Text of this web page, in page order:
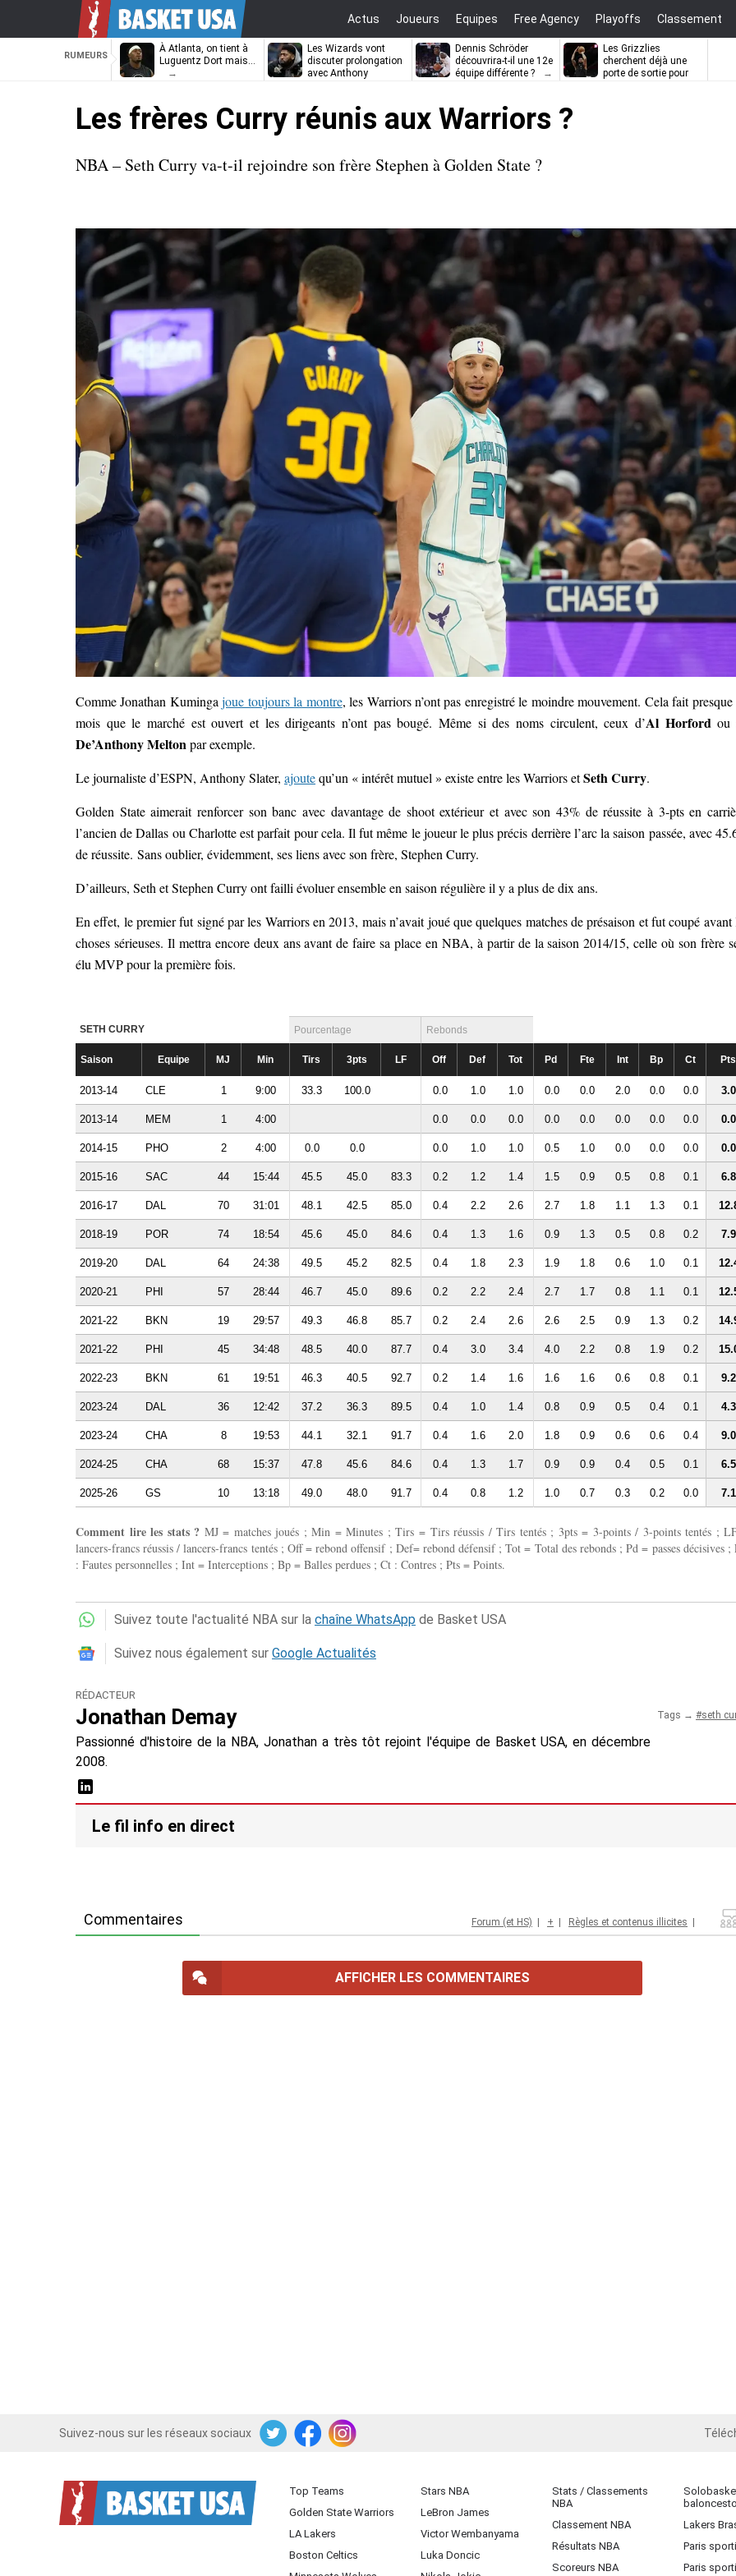
Actus Joueurs Equipes Free Agency Playoffs Classement
RUMEURS
À Atlanta, on tient à
Luguentz Dort mais…
Les Wizards vont
discuter prolongation
avec Anthony
Dennis Schröder
découvrira-t-il une 12e
équipe différente ?
Les Grizzlies
cherchent déjà une
porte de sortie pour
Les frères Curry réunis aux Warriors ?
NBA – Seth Curry va-t-il rejoindre son frère Stephen à Golden State ?
Comme Jonathan Kumingajoue toujours la montre, les Warriors n’ont pas enregistré le moindre mouvement. Cela fait presque
mois que le marché est ouvert et les dirigeants n’ont pas bougé. Même si des noms circulent, ceux d’Al Horford ou
De’Anthony Meltonpar exemple.
Le journaliste d’ESPN, Anthony Slater, ajoutequ’un « intérêt mutuel » existe entre les Warriors etSeth Curry.
Golden State aimerait renforcer son banc avec davantage de shoot extérieur et avec son 43% de réussite à 3-pts en
l’ancien de Dallas ou Charlotte est parfait pour cela. Il fut même le joueur le plus précis derrière l’arc la saison passée, avec
de réussite. Sans oublier, évidemment, ses liens avec son frère, Stephen Curry.
D’ailleurs, Seth et Stephen Curry ont failli évoluer ensemble en saison régulière il y a plus de dix ans.
En effet, le premier fut signé par les Warriors en 2013, mais n’avait joué que quelques matches de présaison et fut coupé avant
choses sérieuses. Il mettra encore deux ans avant de faire sa place en NBA, à partir de la saison 2014/15, celle où son frère
élu MVP pour la première fois.
SETH CURRY Pourcentage Rebonds
Saison Equipe MJ Min Tirs 3pts LF Off Def Tot Pd Fte Int Bp Ct Pts
2013-14 CLE 1 9:00 33.3 100.0 0.0 1.0 1.0 0.0 0.0 2.0 0.0 0.0 3.0
2013-14 MEM 1 4:00 0.0 0.0 0.0 0.0 0.0 0.0 0.0 0.0 0.0
2014-15 PHO 2 4:00 0.0 0.0 0.0 1.0 1.0 0.5 1.0 0.0 0.0 0.0 0.0
2015-16 SAC 44 15:44 45.5 45.0 83.3 0.2 1.2 1.4 1.5 0.9 0.5 0.8 0.1 6.8
2016-17 DAL 70 31:01 48.1 42.5 85.0 0.4 2.2 2.6 2.7 1.8 1.1 1.3 0.1
2018-19 POR 74 18:54 45.6 45.0 84.6 0.4 1.3 1.6 0.9 1.3 0.5 0.8 0.2 7.9
2019-20 DAL 64 24:38 49.5 45.2 82.5 0.4 1.8 2.3 1.9 1.8 0.6 1.0 0.1
2020-21 PHI 57 28:44 46.7 45.0 89.6 0.2 2.2 2.4 2.7 1.7 0.8 1.1 0.1
2021-22 BKN 19 29:57 49.3 46.8 85.7 0.2 2.4 2.6 2.6 2.5 0.9 1.3 0.2
2021-22 PHI 45 34:48 48.5 40.0 87.7 0.4 3.0 3.4 4.0 2.2 0.8 1.9 0.2
2022-23 BKN 61 19:51 46.3 40.5 92.7 0.2 1.4 1.6 1.6 1.6 0.6 0.8 0.1 9.2
2023-24 DAL 36 12:42 37.2 36.3 89.5 0.4 1.0 1.4 0.8 0.9 0.5 0.4 0.1 4.3
2023-24 CHA 8 19:53 44.1 32.1 91.7 0.4 1.6 2.0 1.8 0.9 0.6 0.6 0.4 9.0
2024-25 CHA 68 15:37 47.8 45.6 84.6 0.4 1.3 1.7 0.9 0.9 0.4 0.5 0.1 6.5
2025-26 GS 10 13:18 49.0 48.0 91.7 0.4 0.8 1.2 1.0 0.7 0.3 0.2 0.0 7.1
Comment lire les stats ? MJ = matches joués ; Min = Minutes ; Tirs = Tirs réussis / Tirs tentés ; 3pts = 3-points / 3-points tentés ;
lancers-francs réussis / lancers-francs tentés ; Off = rebond offensif ; Def= rebond défensif ; Tot = Total des rebonds ; Pd = passes décisives ;
: Fautes personnelles ; Int = Interceptions ; Bp = Balles perdues ; Ct : Contres ; Pts = Points.
Suivez toute l'actualité NBA sur la chaîne WhatsApp de Basket USA
Suivez nous également sur Google Actualités
RÉDACTEUR
Jonathan Demay
Passionné d'histoire de la NBA, Jonathan a très tôt rejoint l'équipe de Basket USA, en décembre
2008.
Tags → seth
Le fil info en direct
Commentaires Forum (et HS) + Règles et contenus illicites
AFFICHER LES COMMENTAIRES
Suivez-nous sur les réseaux sociaux
TwitterFacebookInstagram iOS
Top Teams
Golden State Warriors
LA Lakers
Boston Celtics
Stars NBA
LeBron James
Victor Wembanyama
Luka Doncic
Stats / Classements
NBA
Classement NBA
Résultats NBA
Scoreurs NBA
baloncesto
Lakers
Paris
Paris